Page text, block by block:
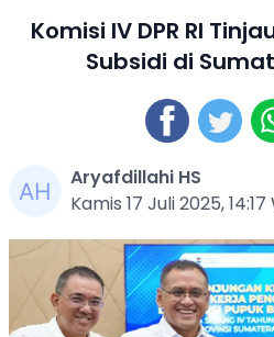
Komisi IV DPR RI
Subsidi di
Aryafdillahi HS
Kamis 17 Juli 2025, 14:17